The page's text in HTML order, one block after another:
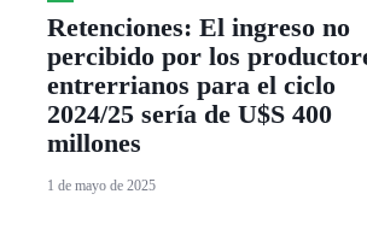
Retenciones: El ingreso no
percibido por los
entrerrianos para el ciclo
2024/25 sería de U$S 400
millones
1 de mayo de 2025